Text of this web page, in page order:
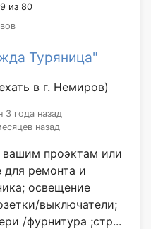
из 80
Туряница"
в г. Немиров)
3 года назад
назад
проэктам или
для ремонта и
освещение
выключатели;
/фурнитура ;стр...